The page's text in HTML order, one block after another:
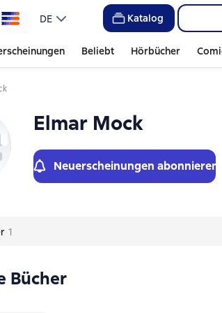
DE Katalog
Beliebt Hörbücher
Elmar Mock
Neuerscheinungen abonnieren
1
Bücher